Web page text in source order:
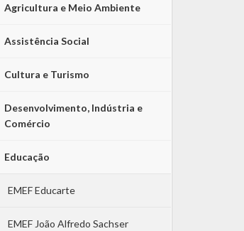
Agricultura e Meio Ambiente
Assistência Social
Cultura e Turismo
Desenvolvimento, Indústria e
Comércio
Educação
EMEF Educarte
EMEF João Alfredo Sachser